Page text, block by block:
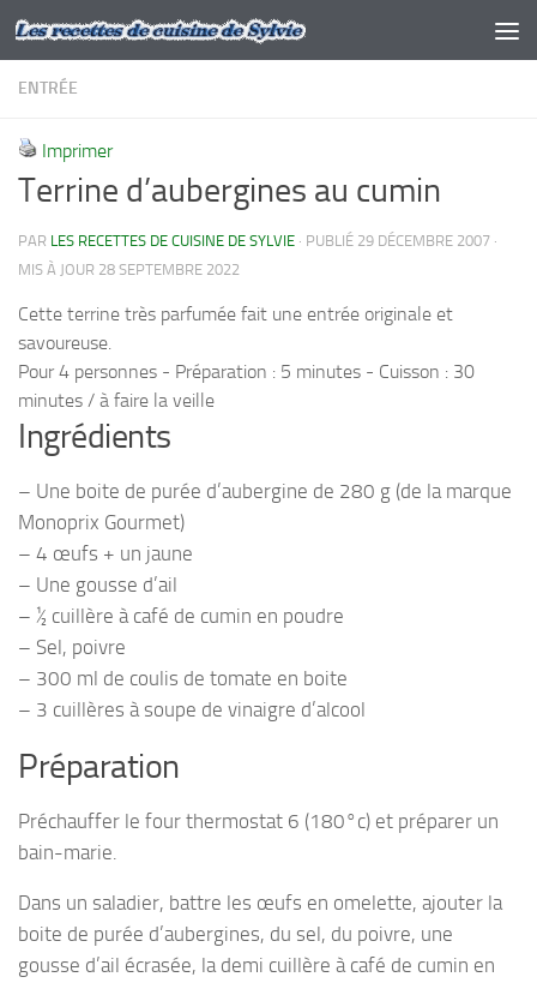
Skip to content
ENTRÉE
Imprimer
Terrine d’aubergines au cumin
PAR LES RECETTES DE CUISINE DE SYLVIE · PUBLIÉ 29 DÉCEMBRE 2007 ·
MIS À JOUR 28 SEPTEMBRE 2022
Cette terrine très parfumée fait une entrée originale et
savoureuse.
Pour 4 personnes - Préparation : 5 minutes - Cuisson : 30
minutes / à faire la veille
Ingrédients
– Une boite de purée d’aubergine de 280 g (de la marque
Monoprix Gourmet)
– 4 œufs + un jaune
– Une gousse d’ail
– ½ cuillère à café de cumin en poudre
– Sel, poivre
– 300 ml de coulis de tomate en boite
– 3 cuillères à soupe de vinaigre d’alcool
Préparation
Préchauffer le four thermostat 6 (180°c) et préparer un
bain-marie.
Dans un saladier, battre les œufs en omelette, ajouter la
boite de purée d’aubergines, du sel, du poivre, une
gousse d’ail écrasée, la demi cuillère à café de cumin en